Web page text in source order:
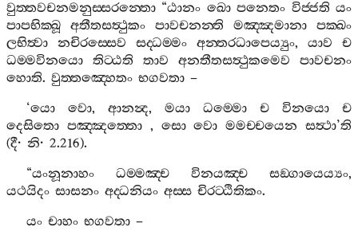
වුත‍්තවචනමනුස‍්සරන‍්තො “ඨානං ඛො පනෙතං විජ‍්ජති යං
පාපභික‍්ඛූ
අතීතසත්‍ථුකං පාවචනන‍්ති මඤ‍්ඤමානා
පක‍්ඛං
ලභිත්‍වා
නචිරස‍්සෙව සද‍්ධම‍්මං අන‍්තරධාපෙය්‍යුං, යාව
ච
ධම‍්මවිනයො
තිට‍්ඨති තාව අනතීතසත්‍ථුකමෙව
පාවචනං
හොති. වුත‍්තඤ‍්හෙතං භගවතා –
‘යො වො, ආනන්‍ද, මයා ධම‍්මො ච විනයො
ච
දෙසිතො පඤ‍්ඤත‍්තො, සො වො මමච‍්චයෙන සත්‍ථා’ති
(දී· නි· 2.216).
“යංනූනාහං ධම‍්මඤ‍්ච විනයඤ‍්ච සඞ‍්ගායෙය්‍යං,
යථයිදං සාසනං අද‍්ධනියං අස‍්ස චිරට‍්ඨිතිකං.
යං චාහං භගවතා–